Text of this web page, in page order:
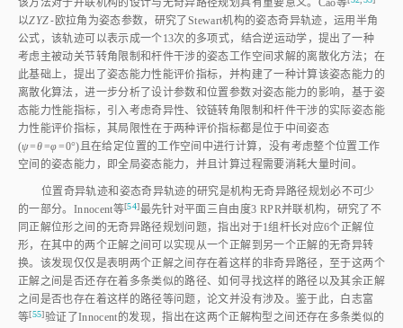
该方法对于并联机构的设计与无奇异路径规划具有重要意义。Cao等
以ZYZ⁃欧拉角为姿态参数，研究了Stewart机构的姿态奇异轨迹，运用半角
公式，该轨迹可以表示成一个13次的多项式，结合逆运动学，提出了一种
考虑主被动关节转角限制和杆件干涉的姿态工作空间求解的离散化方法；在
此基础上，提出了姿态能力性能评价指标，并构建了一种计算该姿态能力的
离散化算法，进一步分析了设计参数和位置参数对姿态能力的影响，基于姿
态能力性能指标，引入考虑奇异性、铰链转角限制和杆件干涉的实际姿态能
力性能评价指标，其局限性在于两种评价指标都是位于中间姿态
(ψ=θ=φ=0°)且在给定位置的工作空间中进行计算，没有考虑整个位置工作
空间的姿态能力，即全局姿态能力，并且计算过程需要消耗大量时间。
位置奇异轨迹和姿态奇异轨迹的研究是机构无奇异路径规划必不可少
的一部分。Innocent等[54]最先针对平面三自由度3 RPR并联机构，研究了不
同正解位形之间的无奇异路径规划问题，指出对于1组杆长对应6个正解位
形，在其中的两个正解之间可以实现从一个正解到另一个正解的无奇异转
换。该发现仅仅是表明两个正解之间存在着这样的非奇异路径，至于这两个
正解之间是否还存在着多条类似的路径、如何寻找这样的路径以及其余正解
之间是否也存在着这样的路径等问题，论文并没有涉及。鉴于此，白志富
等[55]验证了Innocent的发现，指出在这两个正解构型之间还存在多条类似的